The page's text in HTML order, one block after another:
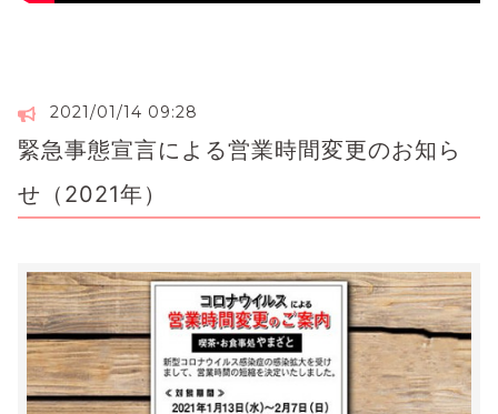
2021/01/14 09:28
緊急事態宣言による営業時間変更のお知ら
せ（2021年）